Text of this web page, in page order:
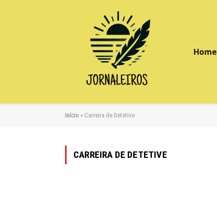
Home
Início » Carreira de Detetive
CARREIRA DE DETETIVE